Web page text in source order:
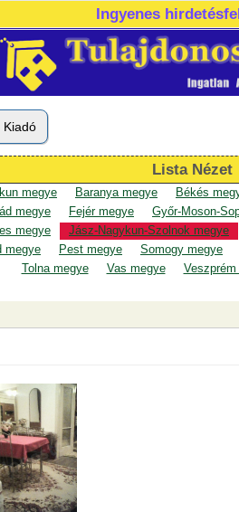
Ingyenes
Kiadó
Lista Nézet
megye Baranya megye Békés
megye
Fejér megye Győr-Moson-
megye
Jász-Nagykun-Szolnok megye
megye
Pest megye Somogy megye
Tolna megye
Vas megye